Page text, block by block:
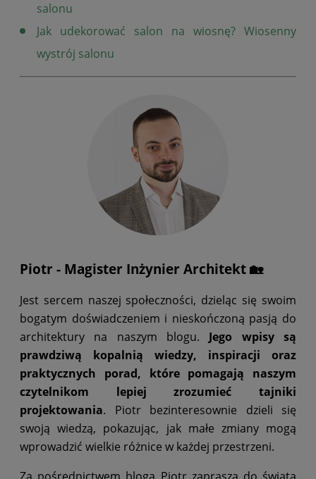
salonu
Jak udekorować salon na wiosnę? Wiosenny
wystrój salonu
Piotr - Magister Inżynier Architekt 🏡
Jest sercem naszej społeczności, dzieląc się swoim
bogatym doświadczeniem i nieskończoną pasją do
architektury na naszym blogu. Jego wpisy są
prawdziwą kopalnią wiedzy, inspiracji oraz
praktycznych porad, które pomagają naszym
czytelnikom lepiej zrozumieć tajniki
projektowania. Piotr bezinteresownie dzieli się
swoją wiedzą, pokazując, jak małe zmiany mogą
wprowadzić wielkie różnice w każdej przestrzeni.